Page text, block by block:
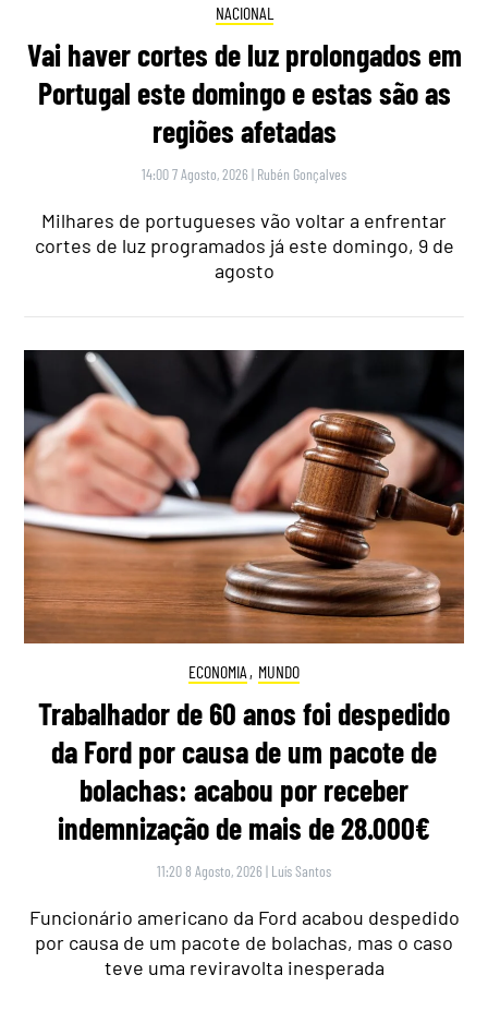
NACIONAL
Vai haver cortes de luz prolongados em
Portugal este domingo e estas são as
regiões afetadas
14:00 7 Agosto, 2026 | Rubén Gonçalves
Milhares de portugueses vão voltar a enfrentar
cortes de luz programados já este domingo, 9 de
agosto
ECONOMIA , MUNDO
Trabalhador de 60 anos foi despedido
da Ford por causa de um pacote de
bolachas: acabou por receber
indemnização de mais de 28.000€
11:20 8 Agosto, 2026 | Luís Santos
Funcionário americano da Ford acabou despedido
por causa de um pacote de bolachas, mas o caso
teve uma reviravolta inesperada